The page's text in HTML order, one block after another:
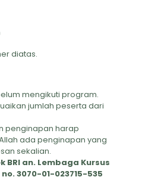
diatas.
mengikuti program.
jumlah peserta dari
penginapan harap
ada penginapan yang
sekalian.
BRI an. Lembaga Kursus
3070-01-023715-535